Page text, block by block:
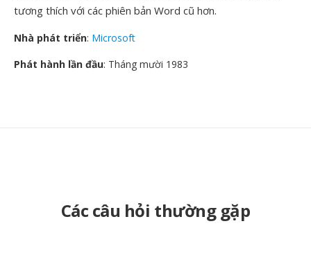
tương thích với các phiên bản Word cũ hơn.
Nhà phát triển: Microsoft
Phát hành lần đầu: Tháng mười 1983
Các câu hỏi thường gặp